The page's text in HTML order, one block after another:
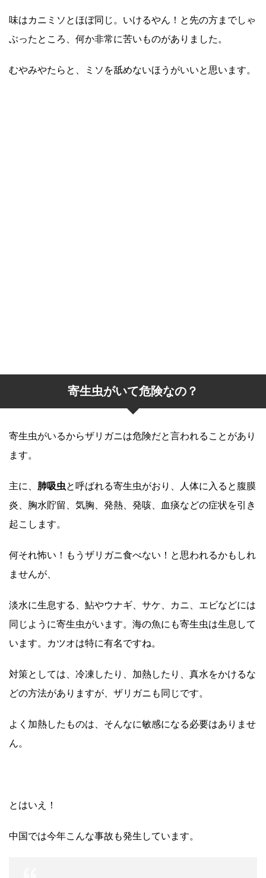
味はカニミソとほぼ同じ。いけるやん！と先の方までしゃ
ぶったところ、何か非常に苦いものがありました。
むやみやたらと、ミソを舐めないほうがいいと思います。
寄生虫がいて危険なの？
寄生虫がいるからザリガニは危険だと言われることがあり
ます。
主に、 肺吸虫と呼ばれる寄生虫がおり、人体に入ると腹膜
炎、胸水貯留、気胸、発熱、発咳、血痰などの症状を引き
起こします。
何それ怖い！もうザリガニ食べない！と思われるかもしれ
ませんが、
淡水に生息する、鮎やウナギ、サケ、カニ、エビなどには
同じように寄生虫がいます。海の魚にも寄生虫は生息して
います。カツオは特に有名ですね。
対策としては、冷凍したり、加熱したり、真水をかけるな
どの方法がありますが、ザリガニも同じです。
よく加熱したものは、そんなに敏感になる必要はありませ
ん。
とはいえ！
中国では今年こんな事故も発生しています。